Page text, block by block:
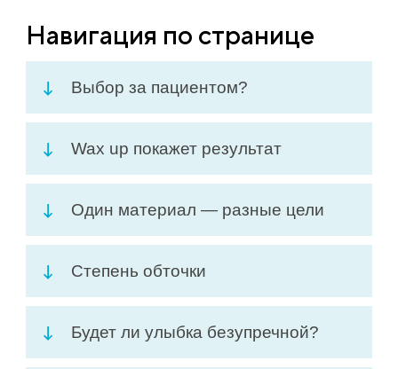
Навигация по странице
Выбор за пациентом?
Wax up покажет результат
Один материал — разные цели
Степень обточки
Будет ли улыбка безупречной?